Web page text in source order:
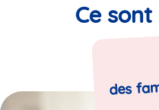
Ce
des